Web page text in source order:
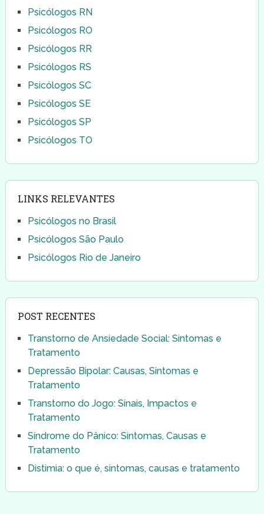
Psicólogos RN
Psicólogos RO
Psicólogos RR
Psicólogos RS
Psicólogos SC
Psicólogos SE
Psicólogos SP
Psicólogos TO
LINKS RELEVANTES
Psicólogos no Brasil
Psicólogos São Paulo
Psicólogos Rio de Janeiro
POST RECENTES
Transtorno de Ansiedade Social: Sintomas e
Tratamento
Depressão Bipolar: Causas, Sintomas e
Tratamento
Transtorno do Jogo: Sinais, Impactos e
Tratamento
Síndrome do Pânico: Sintomas, Causas e
Tratamento
Distimia: o que é, sintomas, causas e tratamento